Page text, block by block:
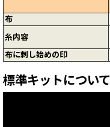
布
糸内容
布に刺し始めの印
標準キットについて